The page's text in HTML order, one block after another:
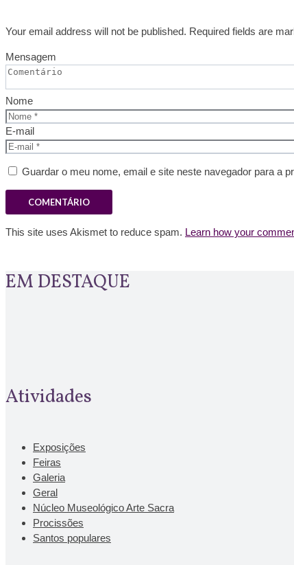
Your email address will not be published. Required fields are
Mensagem
Nome
E-mail
Guardar o meu nome, email e site neste navegador para a
This site uses Akismet to reduce spam. Learn how your
EM DESTAQUE
Atividades
Exposições
Feiras
Galeria
Geral
Núcleo Museológico Arte Sacra
Procissões
Santos populares